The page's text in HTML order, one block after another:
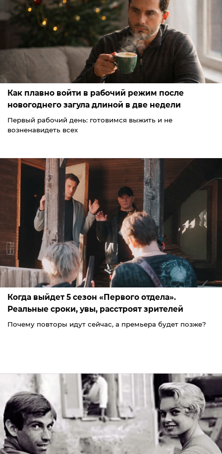
Как плавно войти в рабочий режим после
новогоднего загула длиной в две недели
Первый рабочий день: готовимся выжить и не
возненавидеть всех
Когда выйдет 5 сезон «Первого отдела».
Реальные сроки, увы, расстроят зрителей
Почему повторы идут сейчас, а премьера будет позже?